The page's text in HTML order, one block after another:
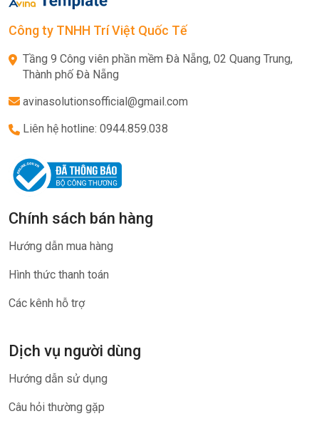
Công ty TNHH Trí Việt Quốc Tế
Tầng 9 Công viên phần mềm Đà Nẵng, 02 Quang Trung,
Thành phố Đà Nẵng
avinasolutionsofficial@gmail.com
Liên hệ hotline: 0944.859.038
Chính sách bán hàng
Hướng dẫn mua hàng
Hình thức thanh toán
Các kênh hỗ trợ
Dịch vụ người dùng
Hướng dẫn sử dụng
Câu hỏi thường gặp